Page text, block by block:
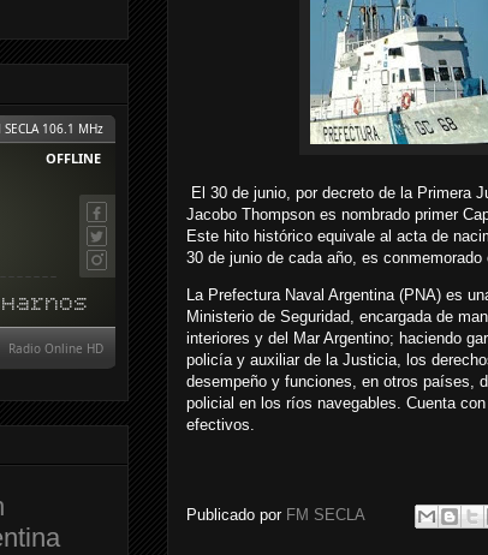
El 30 de junio, por decreto de la Primera
Jacobo Thompson es nombrado primer
Este hito histórico equivale al acta de
30 de junio de cada año, es
La Prefectura Naval Argentina (PNA) es
Ministerio de Seguridad, encargada de
interiores y del Mar Argentino; haciendo
policía y auxiliar de la Justicia, los
desempeño y funciones, en otros países,
policial en los ríos navegables. Cuenta
efectivos.
Publicado por FM SECLA